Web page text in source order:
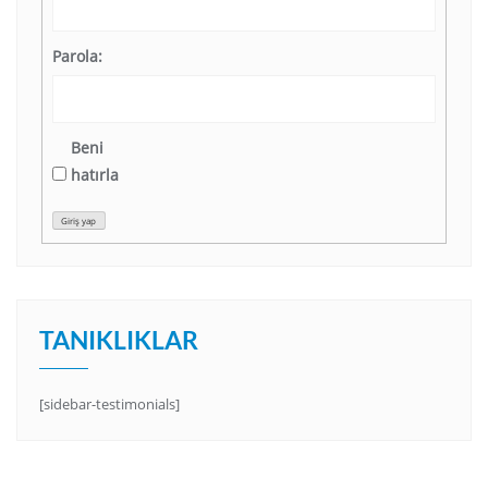
Parola:
Beni
hatırla
Giriş yap
TANIKLIKLAR
[sidebar-testimonials]